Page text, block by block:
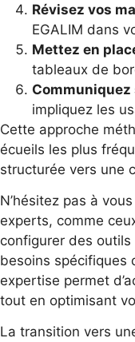
Révisez vos
EGALIM dans
Mettez en
tableaux de
impliquez les
Cette approche
écueils les plus
structurée vers une
N’hésitez pas à
experts, comme
configurer des
besoins spécifiques
expertise permet
tout en optimisant
La transition vers